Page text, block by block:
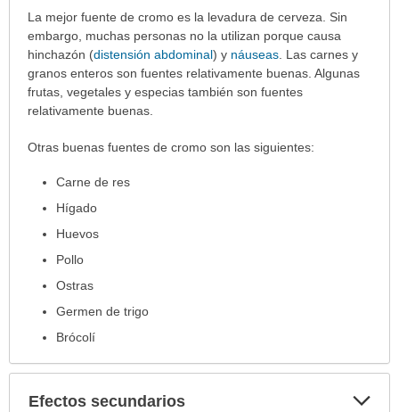
Fuentes
alimenticias
sido
extendido.
La mejor fuente de cromo es la levadura de cerveza. Sin
embargo, muchas personas no la utilizan porque causa
hinchazón (distensión abdominal) y náuseas. Las carnes y
granos enteros son fuentes relativamente buenas. Algunas
frutas, vegetales y especias también son fuentes
relativamente buenas.
Otras buenas fuentes de cromo son las siguientes:
Carne de res
Hígado
Huevos
Pollo
Ostras
Germen de trigo
Brócolí
Efectos secundarios